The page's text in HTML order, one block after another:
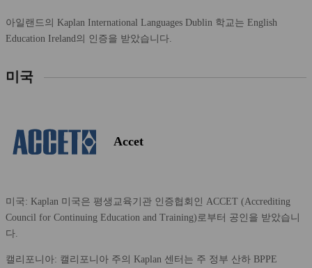
아일랜드의 Kaplan International Languages ​​Dublin 학교는 English
Education Ireland의 인증을 받았습니다.
미국
Accet
미국: Kaplan 미국은 평생교육기관 인증협회인 ACCET (Accrediting
Council for Continuing Education and Training)로부터 공인을 받았습니
다.
캘리포니아: 캘리포니아 주의 Kaplan 센터는 주 정부 산하 BPPE